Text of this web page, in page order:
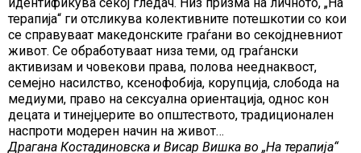
терапија“ ги отсликува колективните потешкотии со кои
се справуваат македонските граѓани во секојдневниот
живот. Се обработуваат низа теми, од граѓански
активизам и човекови права, полова нееднаквост,
семејно насилство, ксенофобија, корупција, слобода на
медиуми, право на сексуална ориентација, однос кон
децата и тинејџерите во општеството, традиционален
наспроти модерен начин на живот…
Драгана Костадиновска и Висар Вишка во „На терапија“